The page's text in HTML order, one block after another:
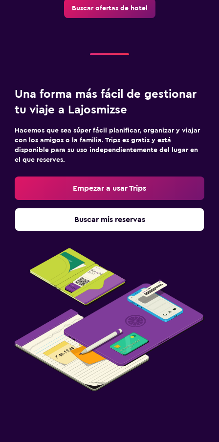
Buscar ofertas de hotel
Una forma más fácil de gestionar
tu viaje a Lajosmizse
Hacemos que sea súper fácil planificar, organizar y viajar
con los amigos o la familia. Trips es gratis y está
disponible para su uso independientemente del lugar en
el que reserves.
Empezar a usar Trips
Buscar mis reservas